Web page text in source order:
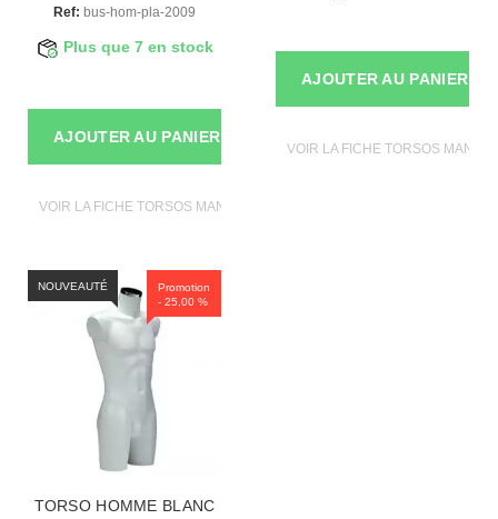
Ref: bus-hom-pla-2009
Plus que 7 en stock
AJOUTER AU PANIER
VOIR LA FICHE TORSOS MANNEQUINS
AJOUTER AU PANIER
VOIR LA FICHE TORSOS
Promotion
- 25,00 %
NOUVEAUTÉ
TORSO HOMME BLANC